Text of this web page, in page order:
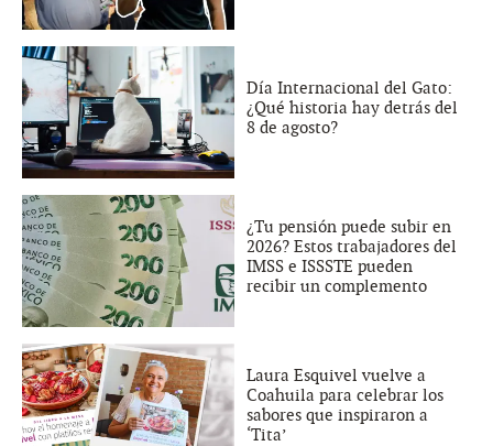
Día Internacional del Gato:
¿Qué historia hay detrás del
8 de agosto?
¿Tu pensión puede subir en
2026? Estos trabajadores del
IMSS e ISSSTE pueden
recibir un complemento
Laura Esquivel vuelve a
Coahuila para celebrar los
sabores que inspiraron a
‘Tita’